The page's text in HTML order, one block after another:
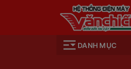
DANH MỤC